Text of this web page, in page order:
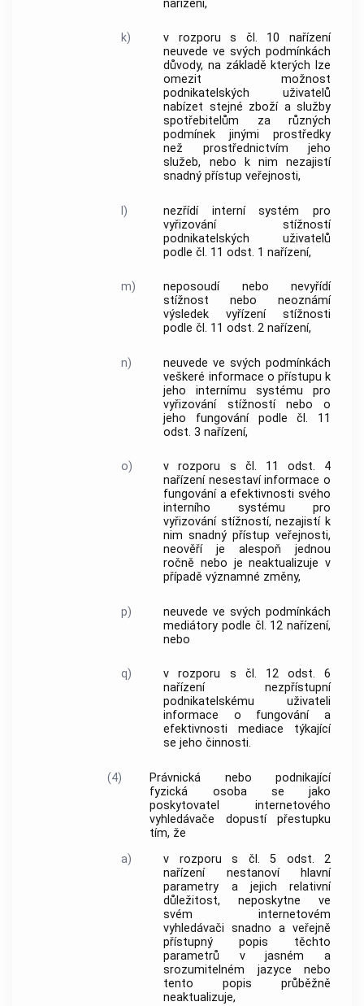
nařízení,
k)
v rozporu s čl. 10 nařízení
neuvede ve svých podmínkách
důvody, na základě kterých lze
omezit možnost
podnikatelských uživatelů
nabízet stejné zboží a služby
spotřebitelům za různých
podmínek jinými prostředky
než prostřednictvím jeho
služeb, nebo k nim nezajistí
snadný přístup veřejnosti,
l)
nezřídí interní systém pro
vyřizování stížností
podnikatelských uživatelů
podle čl. 11 odst. 1 nařízení,
m)
neposoudí nebo nevyřídí
stížnost nebo neoznámí
výsledek vyřízení stížnosti
podle čl. 11 odst. 2 nařízení,
n)
neuvede ve svých podmínkách
veškeré informace o přístupu k
jeho internímu systému pro
vyřizování stížností nebo o
jeho fungování podle čl. 11
odst. 3 nařízení,
o)
v rozporu s čl. 11 odst. 4
nařízení nesestaví informace o
fungování a efektivnosti svého
interního systému pro
vyřizování stížností, nezajistí k
nim snadný přístup veřejnosti,
neověří je alespoň jednou
ročně nebo je neaktualizuje v
případě významné změny,
p)
neuvede ve svých podmínkách
mediátory podle čl. 12 nařízení,
nebo
q)
v rozporu s čl. 12 odst. 6
nařízení nezpřístupní
podnikatelskému uživateli
informace o fungování a
efektivnosti mediace týkající
se jeho činnosti.
(4)
Právnická nebo podnikající
fyzická osoba se jako
poskytovatel internetového
vyhledávače dopustí přestupku
tím, že
a)
v rozporu s čl. 5 odst. 2
nařízení nestanoví hlavní
parametry a jejich relativní
důležitost, neposkytne ve
svém internetovém
vyhledávači snadno a veřejně
přístupný popis těchto
parametrů v jasném a
srozumitelném jazyce nebo
tento popis průběžně
neaktualizuje,